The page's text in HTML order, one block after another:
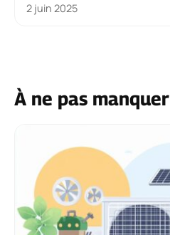
2 juin 2025
À ne pas manquer